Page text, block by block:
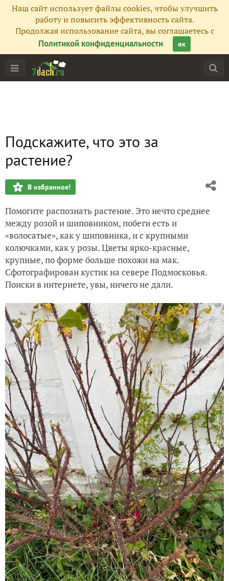
Наш сайт использует файлы cookies, чтобы улучшить
работу и повысить эффективность сайта.
Продолжая использование сайта, вы соглашаетесь с
Политикой конфиденциальности
ок
Подскажите, что это за
растение?
В избранное!
Помогите распознать растение. Это нечто среднее
между розой и шиповником, побеги есть и
«волосатые», как у шиповника, и с крупными
колючками, как у розы. Цветы ярко-красные,
крупные, по форме больше похожи на мак.
Сфотографирован кустик на севере Подмосковья.
Поиски в интернете, увы, ничего не дали.